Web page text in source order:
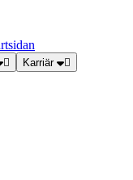
Karriär